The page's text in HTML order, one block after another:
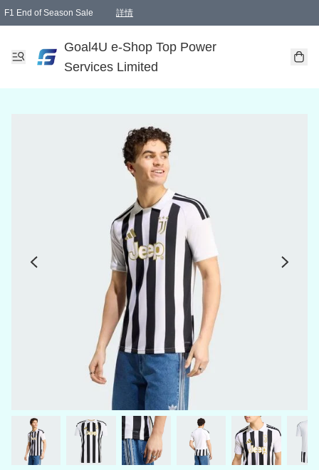
F1 End of Season Sale 詳情
Goal4U e-Shop Top Power
Services Limited